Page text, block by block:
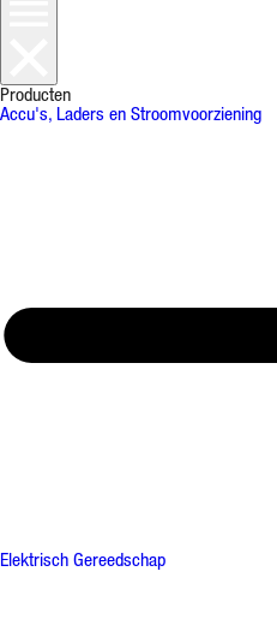
Producten
Accu's, Laders en Stroomvoorziening
Elektrisch Gereedschap